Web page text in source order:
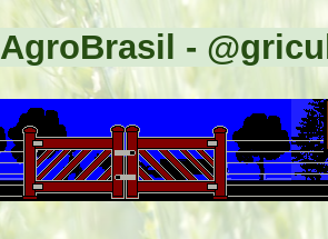
AgroBrasil -